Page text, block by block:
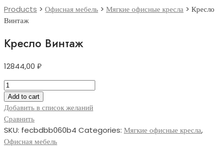
Products > Офисная мебель > Мягкие офисные кресла > Кресло
Винтаж
Кресло Винтаж
12844,00 ₽
Кресло
Винтаж
quantity
Add to cart
Добавить в список желаний
Сравнить
SKU: fecbdbb060b4 Categories: Мягкие офисные кресла,
Офисная мебель